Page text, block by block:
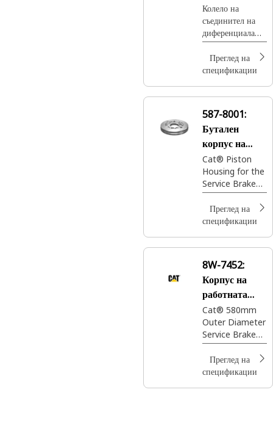
диференциала
Колело на
съединител на
диференциала
Cat® с диаметър
203 мм
Преглед на
спецификации
587-8001:
Бутален
корпус на
спирачка
Cat® Piston
Housing for the
Service Brake
on certain
Landfill
Compactor and
models.
Преглед на
спецификации
8W-7452:
Корпус на
работната
спирачка
Cat® 580mm
Outer Diameter
Service Brake
Housing
Преглед на
спецификации